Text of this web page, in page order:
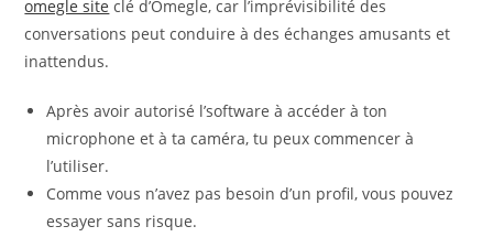
omegle site clé d’Omegle, car l’imprévisibilité des
conversations peut conduire à des échanges amusants et
inattendus.
Après avoir autorisé l’software à accéder à ton
microphone et à ta caméra, tu peux commencer à
l’utiliser.
Comme vous n’avez pas besoin d’un profil, vous pouvez
essayer sans risque.